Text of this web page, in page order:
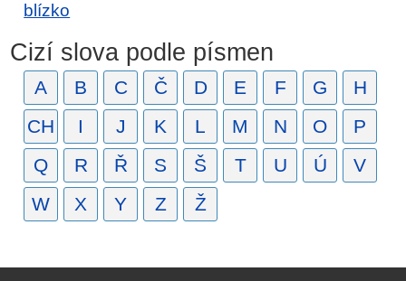
blízko
Cizí slova podle písmen
A B C Č D E F G
H
CH
I J K L M N O
P
Q
R Ř S Š T U Ú
V
W
X Y Z Ž